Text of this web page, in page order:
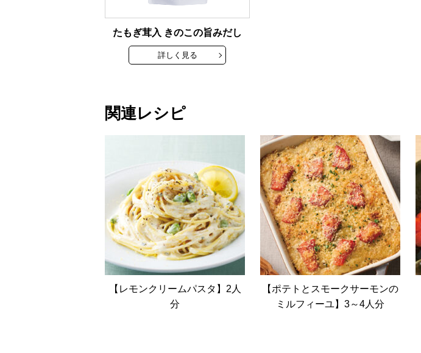
たもぎ茸入 きのこの旨みだし
詳しく見る
関連レシピ
【レモンクリームパスタ】2人
分
【ポテトとスモークサーモンの
ミルフィーユ】3～4人分